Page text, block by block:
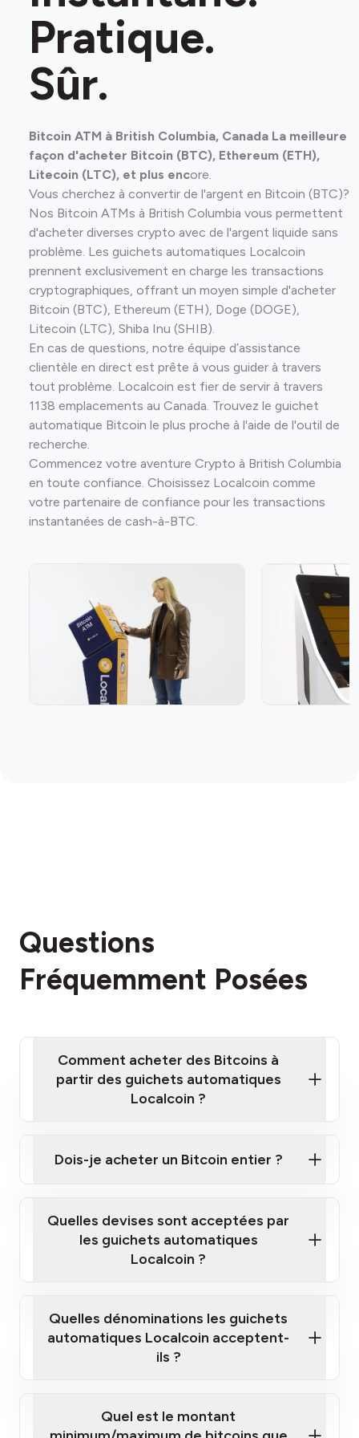
Pratique.
Sûr.
Bitcoin ATM à British Columbia, Canada La meilleure
façon d'acheter Bitcoin (BTC), Ethereum (ETH),
Litecoin (LTC), et plus encore.
Vous cherchez à convertir de l'argent en Bitcoin (BTC)?
Nos Bitcoin ATMs à British Columbia vous permettent
d'acheter diverses crypto avec de l'argent liquide sans
problème. Les guichets automatiques Localcoin
prennent exclusivement en charge les transactions
cryptographiques, offrant un moyen simple d'acheter
Bitcoin (BTC), Ethereum (ETH), Doge (DOGE),
Litecoin (LTC), Shiba Inu (SHIB).
En cas de questions, notre équipe d’assistance
clientèle en direct est prête à vous guider à travers
tout problème. Localcoin est fier de servir à travers
1138 emplacements au Canada. Trouvez le guichet
automatique Bitcoin le plus proche à l'aide de l'outil de
recherche.
Commencez votre aventure Crypto à British Columbia
en toute confiance. Choisissez Localcoin comme
votre partenaire de confiance pour les transactions
instantanées de cash-à-BTC.
Questions
Fréquemment Posées
Comment acheter des Bitcoins à
partir des guichets automatiques
Localcoin ?
automatiques
guichet automatique Localcoin le plus
Dois-je acheter un Bitcoin entier ?
Quelles devises sont acceptées par
les guichets automatiques
Localcoin ?
Quelles dénominations les guichets
automatiques Localcoin acceptent-
ils ?
Quel est le montant